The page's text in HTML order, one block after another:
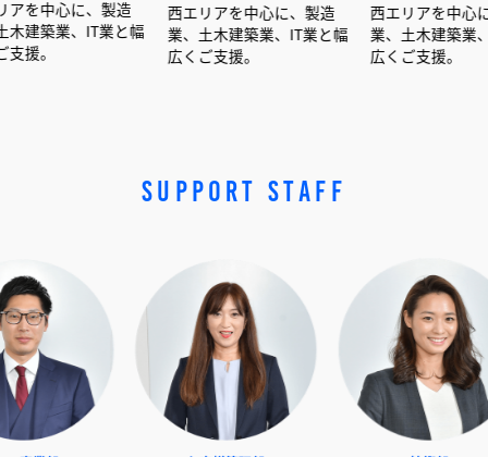
製造
業と幅
西エリアを中心に、製造
業、土木建築業、IT業と幅
広くご支援。
西エリアを中心に、製造
業、土木建築業、IT業と幅
広くご支援。
SUPPORT STAFF